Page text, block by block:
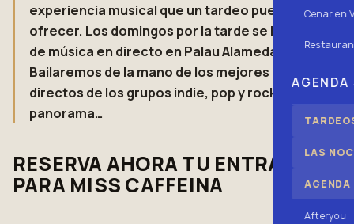
Cenar en
AGENDA
LAS
Afteryou
experiencia musical que un tardeo puede
ofrecer. Los domingos por la tarde se llenan
de música en directo en Palau Alameda.
Bailaremos de la mano de los mejores
directos de los grupos indie, pop y rock del
panorama…
RESERVA AHORA TU ENTRADA
PARA MISS CAFFEINA